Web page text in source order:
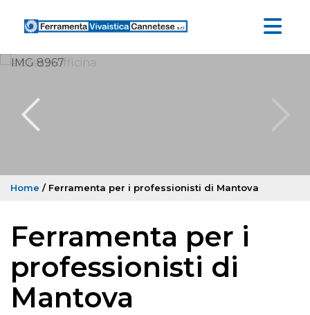
Home / Ferramenta per i professionisti di Mantova
Ferramenta per i
professionisti di
Mantova